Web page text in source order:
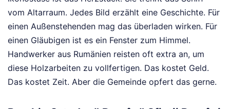
vom Altarraum. Jedes Bild erzählt eine Geschichte. Für
einen Außenstehenden mag das überladen wirken. Für
einen Gläubigen ist es ein Fenster zum Himmel.
Handwerker aus Rumänien reisten oft extra an, um
diese Holzarbeiten zu vollfertigen. Das kostet Geld.
Das kostet Zeit. Aber die Gemeinde opfert das gerne.